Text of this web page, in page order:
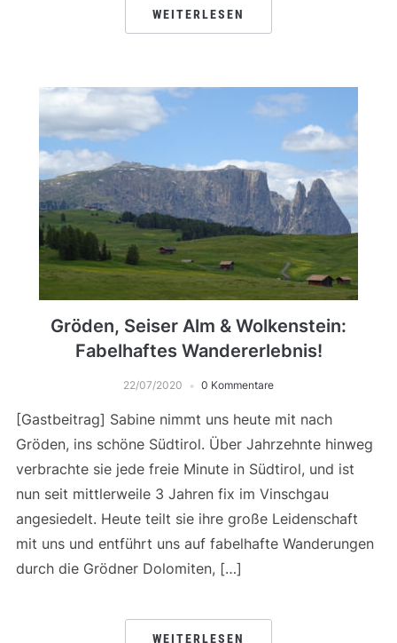
WEITERLESEN
Gröden, Seiser Alm & Wolkenstein:
Fabelhaftes Wandererlebnis!
22/07/2020 0 Kommentare
[Gastbeitrag] Sabine nimmt uns heute mit nach
Gröden, ins schöne Südtirol. Über Jahrzehnte hinweg
verbrachte sie jede freie Minute in Südtirol, und ist
nun seit mittlerweile 3 Jahren fix im Vinschgau
angesiedelt. Heute teilt sie ihre große Leidenschaft
mit uns und entführt uns auf fabelhafte Wanderungen
durch die Grödner Dolomiten, […]
WEITERLESEN